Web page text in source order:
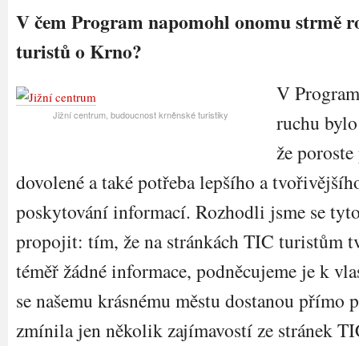
V čem Program napomohl onomu strmě
turistů o Krno?
Jižní centrum, budoucnost krněnské turistiky
V
ruchu
že
dovolené a také potřeba lepšího a
poskytování informací. Rozhodli jsme se
propojit: tím, že na stránkách TIC turistům
téměř žádné informace, podněcujeme je k
se našemu krásnému městu dostanou přímo
zmínila jen několik zajímavostí ze stránek